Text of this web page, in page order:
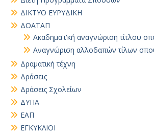
ΔΙΚΤΥΟ ΕΥΡΥΔΙΚΗ
ΔΟΑΤΑΠ
Ακαδημα'ι'κή αναγνώριση τίτλου
Αναγνώριση αλλοδαπών τίλων
Δραματική τέχνη
Δράσεις
Δράσεις Σχολείων
ΔΥΠΑ
ΕΑΠ
ΕΓΚΥΚΛΙΟΙ